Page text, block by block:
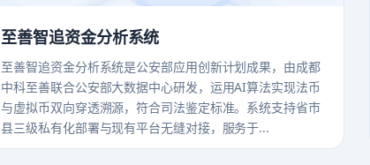
至善智追资金分析系统
至善智追资金分析系统是公安部应用创新计划成果，由成都
中科至善联合公安部大数据中心研发，运用AI算法实现法币
与虚拟币双向穿透溯源，符合司法鉴定标准。系统支持省市
县三级私有化部署与现有平台无缝对接，服务于...